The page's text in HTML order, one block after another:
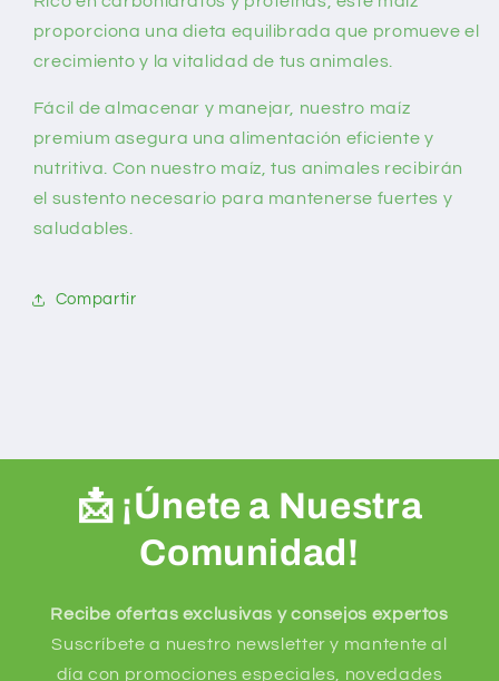
proporciona una dieta equilibrada que promueve el
crecimiento y la vitalidad de tus animales.
Fácil de almacenar y manejar, nuestro maíz
premium asegura una alimentación eficiente y
nutritiva. Con nuestro maíz, tus animales recibirán
el sustento necesario para mantenerse fuertes y
saludables.
Compartir
📩 ¡Únete a Nuestra
Comunidad!
Recibe ofertas exclusivas y consejos expertos
Suscríbete a nuestro newsletter y mantente al
día con promociones especiales, novedades